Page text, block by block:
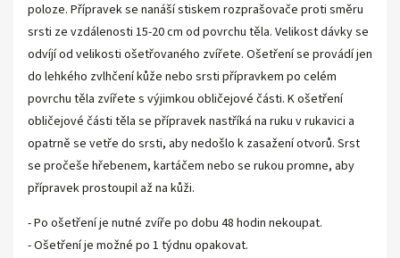
poloze. Přípravek se nanáší stiskem rozprašovače proti směru
srsti ze vzdálenosti 15-20 cm od povrchu těla. Velikost dávky se
odvíjí od velikosti ošetřovaného zvířete. Ošetření se provádí jen
do lehkého zvlhčení kůže nebo srsti přípravkem po celém
povrchu těla zvířete s výjimkou obličejové části. K ošetření
obličejové části těla se přípravek nastříká na ruku v rukavici a
opatrně se vetře do srsti, aby nedošlo k zasažení otvorů. Srst
se pročeše hřebenem, kartáčem nebo se rukou promne, aby
přípravek prostoupil až na kůži.
- Po ošetření je nutné zvíře po dobu 48 hodin nekoupat.
- Ošetření je možné po 1 týdnu opakovat.